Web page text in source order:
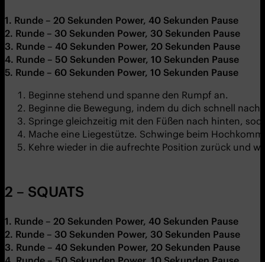
1. Runde – 20 Sekunden Power, 40 Sekunden Pause
2. Runde – 30 Sekunden Power, 30 Sekunden Pause
3. Runde – 40 Sekunden Power, 20 Sekunden Pause
4. Runde – 50 Sekunden Power, 10 Sekunden Pause
5. Runde – 60 Sekunden Power, 10 Sekunden Pause
Beginne stehend und spanne den Rumpf an.
Beginne die Bewegung, indem du dich schnell
Springe gleichzeitig mit den Füßen nach hinten,
Mache eine Liegestütze. Schwinge beim
Kehre wieder in die aufrechte Position zurück und
2 – SQUATS
1. Runde – 20 Sekunden Power, 40 Sekunden Pause
2. Runde – 30 Sekunden Power, 30 Sekunden Pause
3. Runde – 40 Sekunden Power, 20 Sekunden Pause